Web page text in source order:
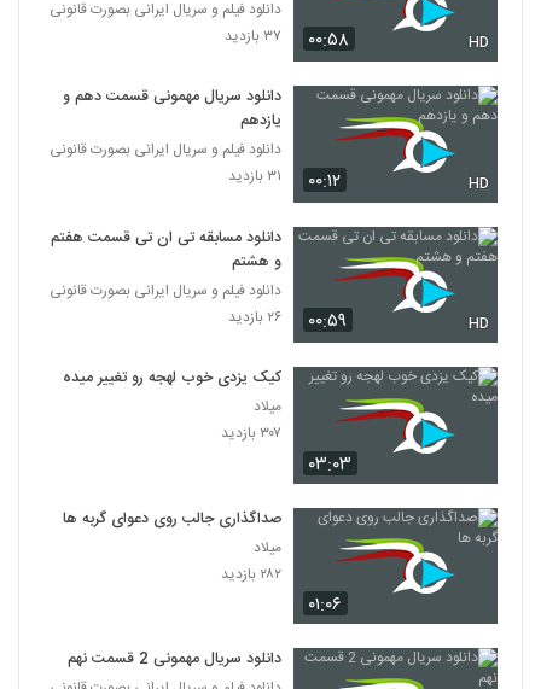
۰۰:۵۸ HD
دانلود فیلم و سریال ایرانی بصورت قانونی
۳۷ بازدید
۰۰:۱۲ HD
دانلود سریال مهمونی قسمت دهم و
یازدهم
دانلود فیلم و سریال ایرانی بصورت قانونی
۳۱ بازدید
۰۰:۵۹ HD
دانلود مسابقه تی ان تی قسمت هفتم
و هشتم
دانلود فیلم و سریال ایرانی بصورت قانونی
۲۶ بازدید
۰۳:۰۳
کیک یزدی خوب لهجه رو تغییر میده
میلاد
۳۰۷ بازدید
۰۱:۰۶
صداگذاری جالب روی دعوای گربه ها
میلاد
۲۸۲ بازدید
دانلود سریال مهمونی 2 قسمت نهم